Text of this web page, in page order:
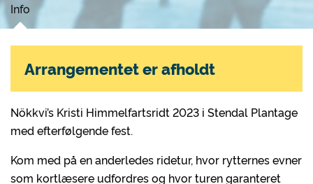
Info
Nökkvi’s Kristi Himmelfartsridt 2023 i Stendal Plantage
med efterfølgende fest.
Kom med på en anderledes ridetur, hvor rytternes evner
som kortlæsere udfordres og hvor turen garanteret
Arrangementet er afholdt